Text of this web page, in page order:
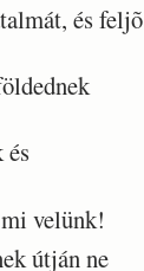
és feljõ
és
velünk!
útján ne